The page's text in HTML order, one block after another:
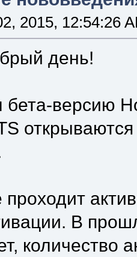
2015, 12:54:26
день!
бета-версию
В
количество